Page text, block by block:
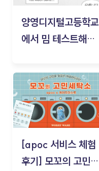
양영디지털고등학교
에서 밈 테스트해보
[apoc 서비스 체험
후기] 모꼬의 고민세